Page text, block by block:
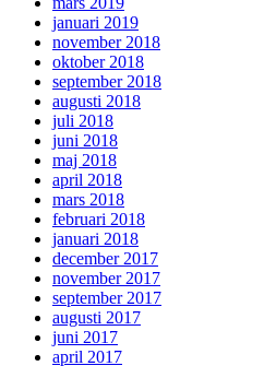
januari 2019
november 2018
oktober 2018
september 2018
augusti 2018
juli 2018
juni 2018
maj 2018
april 2018
mars 2018
februari 2018
januari 2018
december 2017
november 2017
september 2017
augusti 2017
juni 2017
april 2017